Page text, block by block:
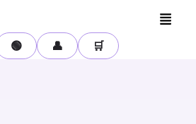
🟢 👤 🛒